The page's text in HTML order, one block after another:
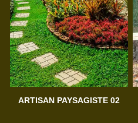
ARTISAN PAYSAGISTE 02